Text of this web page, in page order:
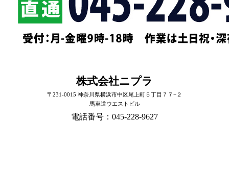
株式会社ニプラ
〒231-0015 神奈川県横浜市中区尾上町５丁目７７−２
馬車道ウエストビル
電話番号：045-228-9627